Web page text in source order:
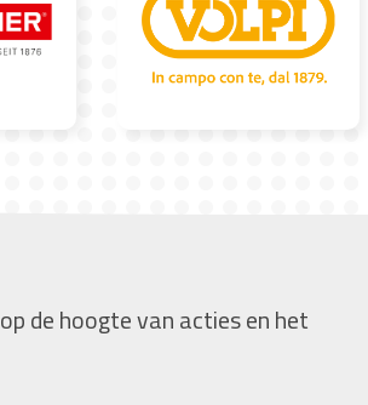
de hoogte van acties en het